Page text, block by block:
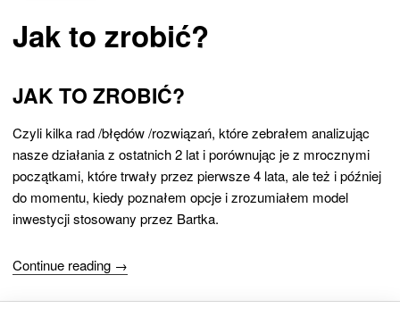
Jak to zrobić?
JAK TO ZROBIĆ?
Czyli kilka rad /błędów /rozwiązań, które zebrałem analizując
nasze działania z ostatnich 2 lat i porównując je z mrocznymi
początkami, które trwały przez pierwsze 4 lata, ale też i później
do momentu, kiedy poznałem opcje i zrozumiałem model
inwestycji stosowany przez Bartka.
Continue reading →